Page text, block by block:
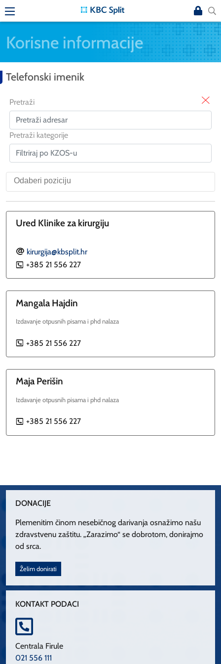
Korisne informacije
Telefonski imenik
Pretraži
Pretraži kategorije
X
Ured Klinike za kirurgiju
E kirurgija@kbsplit.hr
P +385 21 556 227
Mangala Hajdin
Izdavanje otpusnih pisama i phd nalaza
P +385 21 556 227
Maja Perišin
Izdavanje otpusnih pisama i phd nalaza
P +385 21 556 227
DONACIJE
Plemenitim činom nesebičnog darivanja osnažimo našu
zdravstvenu zaštitu. „Zarazimo“ se dobrotom, donirajmo
od srca.
Želim donirati
KONTAKT PODACI
Centrala Firule
021 556 111